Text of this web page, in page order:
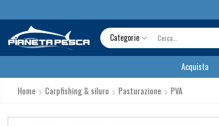
Categorie
Acquista
Home Carpfishing & siluro Pasturazione PVA